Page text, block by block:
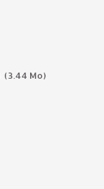
(3.44 Mo)